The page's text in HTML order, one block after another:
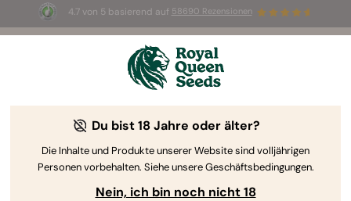
4.7 von 5 basierend auf 58690 Rezensionen
☀️ Sommer-Sale: Bis zu 50 % Rabatt
auf ausgewählte Produkte! ⏤
The RQS Blog
Du bist 18 Jahre oder älter?
Die Inhalte und Produkte unserer Website sind volljährigen
Personen vorbehalten. Siehe unsere Geschäftsbedingungen.
Nein, ich bin noch nicht 18